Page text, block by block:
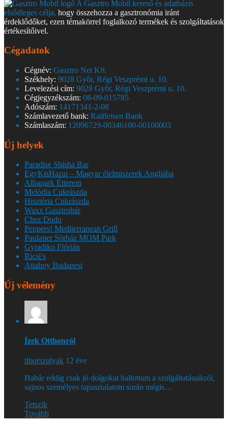
A Gasztro Mobil kereső és adatbázis
elsődleges célja, hogy összehozza a gasztronómia iránt
érdeklődőket, ezen témakörrel foglalkozó termékek és szolgáltatások
értékesítőivel.
Cégadatok
Cégnév: Gasztro Net Kft.
Székhely: 9028 Győr, Régi Veszprémi u. 10.
Levelezési cím: 9028 Győr, Régi Veszprémi u. 10.
Cégjegyzékszám: 08-09-015785
Adószám: 14171341-2-08
Számlavezető bank: Raiffeisen Bank
Számlaszám: 12096729-00346100-00100003
Új helyek
Paradise Shisha Bar
EgyKisHazai – Magyar élelmiszerek Angliába
Albapark Étterem
Melódia Cukrászda
Hisztéria Cukrászda
Waxx Gasztrobár
Chez Dodo
Peppers! Mediterranean Grill
Paulaner Sörház MOM Park
Gyradiko Flórián
Ricsi’s
Attaboy Budapest
Új vélemény
Ízek Otthonról
tiborszulyak 12 éve
Habár eddig csak jó dolgokat hallottam a szolgáltatásaikról,
sajnos személyes tapasztalatom során mégis…
Tetszik
Tovább